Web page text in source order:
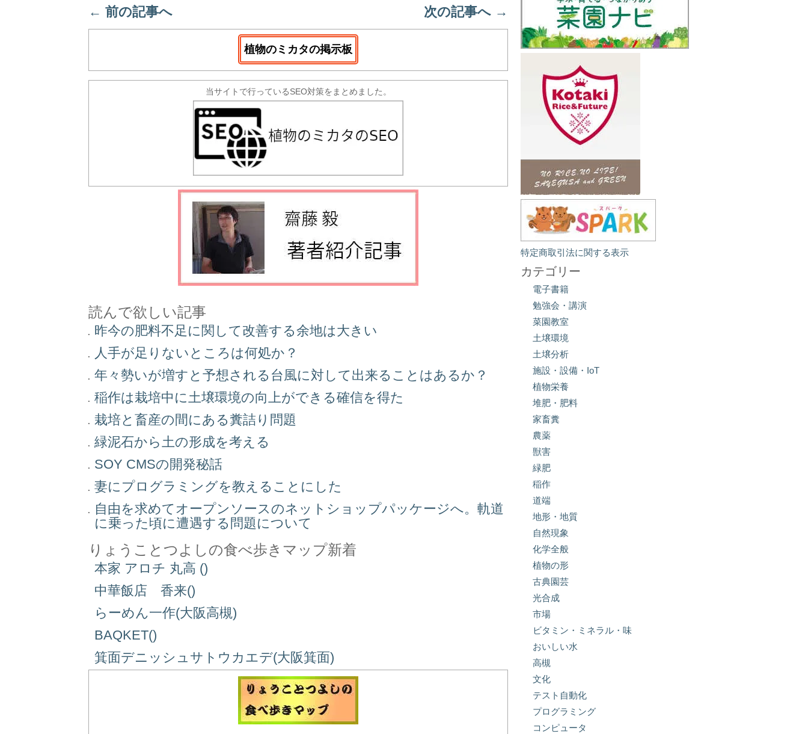
← 前の記事へ 次の記事へ →
植物のミカタの掲示板
当サイトで行っているSEO対策をまとめました。
読んで欲しい記事
昨今の肥料不足に関して改善する余地は大きい
人手が足りないところは何処か？
年々勢いが増すと予想される台風に対して出来ることはあるか？
稲作は栽培中に土壌環境の向上ができる確信を得た
栽培と畜産の間にある糞詰り問題
緑泥石から土の形成を考える
SOY CMSの開発秘話
妻にプログラミングを教えることにした
自由を求めてオープンソースのネットショップパッケージへ。軌道
に乗った頃に遭遇する問題について
りょうことつよしの食べ歩きマップ新着
本家 アロチ 丸高 ()
中華飯店 香来()
らーめん一作(大阪高槻)
BAQKET()
箕面デニッシュサトウカエデ(大阪箕面)
特定商取引法に関する表示
カテゴリー
電子書籍
勉強会・講演
菜園教室
土壌環境
土壌分析
施設・設備・IoT
植物栄養
堆肥・肥料
家畜糞
農薬
獣害
緑肥
稲作
道端
地形・地質
自然現象
化学全般
植物の形
古典園芸
光合成
市場
ビタミン・ミネラル・味
おいしい水
高槻
文化
テスト自動化
プログラミング
コンピュータ